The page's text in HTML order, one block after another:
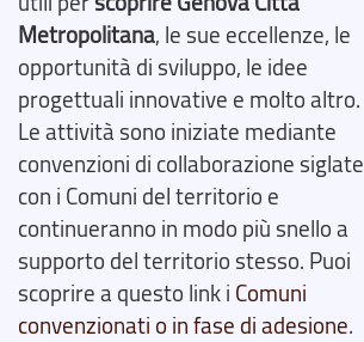
Metropolitana, le sue eccellenze, le
opportunità di sviluppo, le idee
progettuali innovative e molto altro.
Le attività sono iniziate mediante
convenzioni di collaborazione siglate
con i Comuni del territorio e
continueranno in modo più snello a
supporto del territorio stesso. Puoi
scoprire a questo link i Comuni
convenzionati o in fase di adesione.